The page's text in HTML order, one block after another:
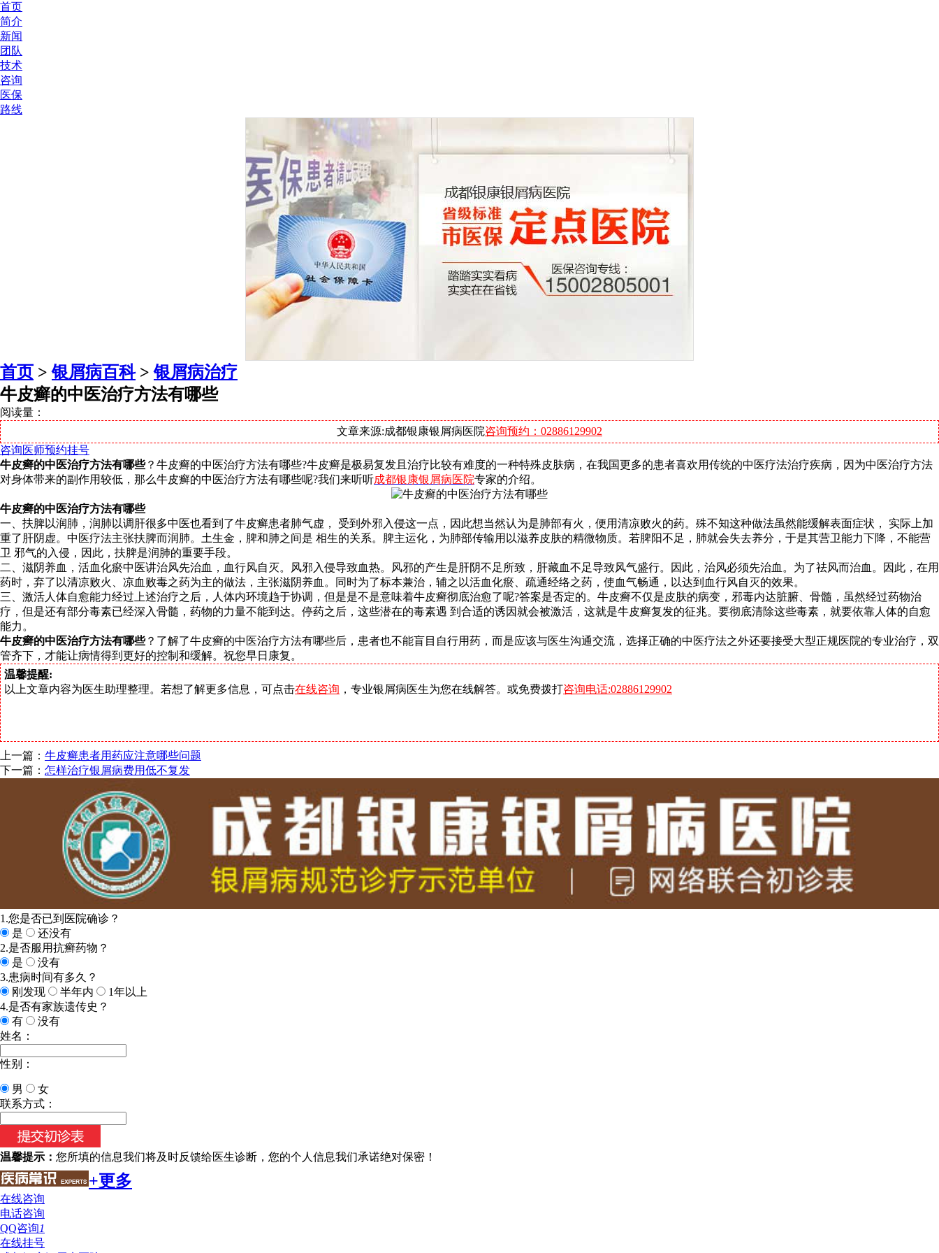
首页
简介
新闻
团队
技术
咨询
医保
路线
首页 >银屑病百科>银屑病治疗
牛皮癣的中医治疗方法有哪些
阅读量：
文章来源:成都银康银屑病医院咨询预约：02886129902
咨询医师预约挂号
牛皮癣的中医治疗方法有哪些？牛皮癣的中医治疗方法有哪些?牛皮癣是极易复发且治疗比较有难度的一种特殊皮肤病，在我国更多的患者喜欢用传统的中医疗法治疗疾病，因为中医治疗方法
对身体带来的副作用较低，那么牛皮癣的中医治疗方法有哪些呢?我们来听听成都银康银屑病医院专家的介绍。
牛皮癣的中医治疗方法有哪些
一、扶脾以润肺，润肺以调肝很多中医也看到了牛皮癣患者肺气虚， 受到外邪入侵这一点，因此想当然认为是肺部有火，便用清凉败火的药。殊不知这种做法虽然能缓解表面症状， 实际上加
重了肝阴虚。中医疗法主张扶脾而润肺。土生金，脾和肺之间是 相生的关系。脾主运化，为肺部传输用以滋养皮肤的精微物质。若脾阳不足，肺就会失去养分，于是其营卫能力下降，不能营
卫 邪气的入侵，因此，扶脾是润肺的重要手段。
二、滋阴养血，活血化瘀中医讲治风先治血，血行风自灭。风邪入侵导致血热。风邪的产生是肝阴不足所致，肝藏血不足导致风气盛行。因此，治风必须先治血。为了祛风而治血。因此，在用
药时，弃了以清凉败火、凉血败毒之药为主的做法，主张滋阴养血。同时为了标本兼治，辅之以活血化瘀、疏通经络之药，使血气畅通，以达到血行风自灭的效果。
三、激活人体自愈能力经过上述治疗之后，人体内环境趋于协调，但是是不是意味着牛皮癣彻底治愈了呢?答案是否定的。牛皮癣不仅是皮肤的病变，邪毒内达脏腑、骨髓，虽然经过药物治
疗，但是还有部分毒素已经深入骨髓，药物的力量不能到达。停药之后，这些潜在的毒素遇 到合适的诱因就会被激活，这就是牛皮癣复发的征兆。要彻底清除这些毒素，就要依靠人体的自愈
能力。
牛皮癣的中医治疗方法有哪些？了解了牛皮癣的中医治疗方法有哪些后，患者也不能盲目自行用药，而是应该与医生沟通交流，选择正确的中医疗法之外还要接受大型正规医院的专业治疗，双
管齐下，才能让病情得到更好的控制和缓解。祝您早日康复。
温馨提醒:
以上文章内容为医生助理整理。若想了解更多信息，可点击在线咨询 ，专业银屑病医生为您在线解答。或免费拨打咨询电话:02886129902
上一篇： 牛皮癣患者用药应注意哪些问题
下一篇： 怎样治疗银屑病费用低不复发
1.您是否已到医院确诊？
是
还没有
2.是否服用抗癣药物？
是
没有
3.患病时间有多久？
刚发现
半年内
1年以上
4.是否有家族遗传史？
有
没有
姓名：
性别：
男
女
联系方式：
温馨提示： 您所填的信息我们将及时反馈给医生诊断，您的个人信息我们承诺绝对保密！
+更多
在线咨询
电话咨询
QQ咨询1
在线挂号